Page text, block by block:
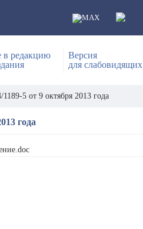
в редакцию
Версия
для слабовидящих
5 от 9 октября 2013 года
года